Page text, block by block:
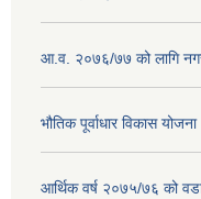
आ.व. २०७६/७७ को लागि
भौतिक पूर्वाधार विकास
आर्थिक वर्ष २०७५/७६ को